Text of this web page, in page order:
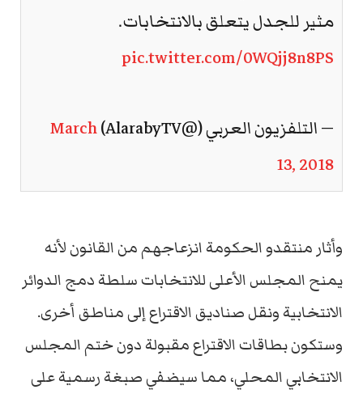
مثير للجدل يتعلق بالانتخابات.
pic.twitter.com/0WQjj8n8PS
— التلفزيون العربي (@AlarabyTV)
March
13, 2018
وأثار منتقدو الحكومة انزعاجهم من القانون لأنه
يمنح المجلس الأعلى للانتخابات سلطة دمج الدوائر
الانتخابية ونقل صناديق الاقتراع إلى مناطق أخرى.
وستكون بطاقات الاقتراع مقبولة دون ختم المجلس
الانتخابي المحلي، مما سيضفي صبغة رسمية على